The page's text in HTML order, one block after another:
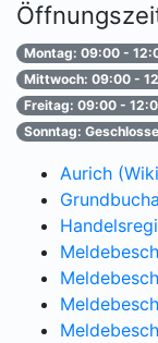
Montag: 09:00 -
Mittwoch: 09:00 -
Freitag: 09:00 -
Sonntag:
Aurich